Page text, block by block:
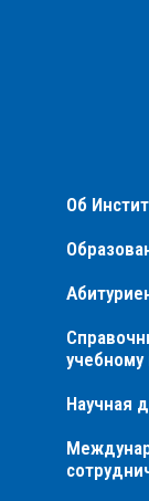
Об
учебному
Научная